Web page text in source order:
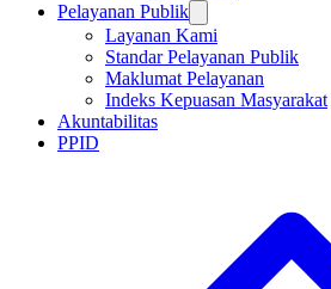
Pelayanan Publik
Layanan Kami
Standar Pelayanan Publik
Maklumat Pelayanan
Indeks Kepuasan Masyarakat
Akuntabilitas
PPID